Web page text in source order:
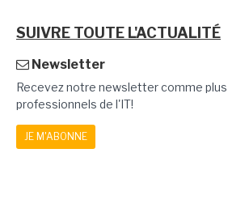
SUIVRE TOUTE L'ACTUALITÉ
Newsletter
Recevez notre newsletter comme
professionnels de l'IT!
JE M'ABONNE